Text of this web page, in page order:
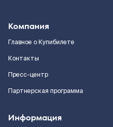
Компания
Главное о Купибилете
Контакты
Пресс-центр
Партнерская программа
Информация